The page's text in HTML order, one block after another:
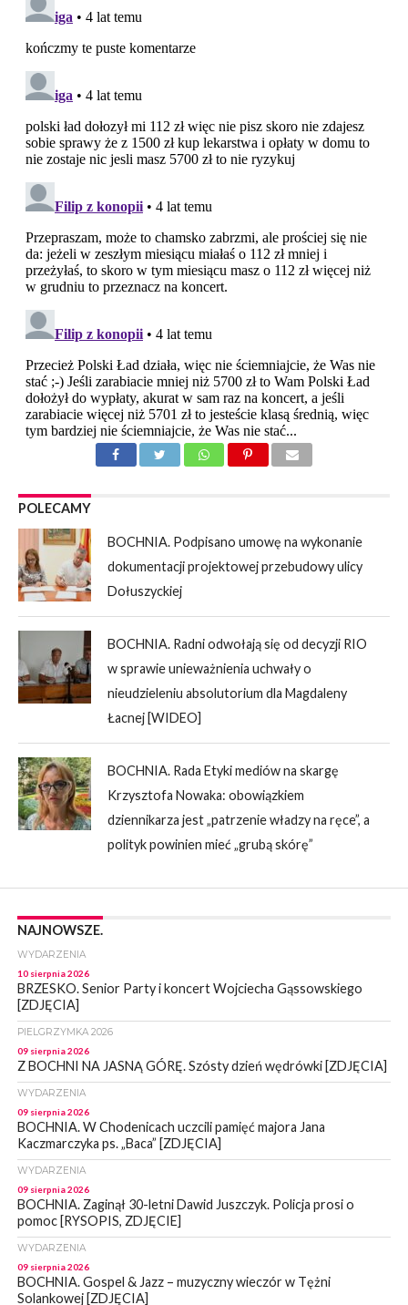
POLECAMY
BOCHNIA. Podpisano umowę na wykonanie
dokumentacji projektowej przebudowy ulicy
Dołuszyckiej
BOCHNIA. Radni odwołają się od decyzji RIO
w sprawie unieważnienia uchwały o
nieudzieleniu absolutorium dla Magdaleny
Łacnej [WIDEO]
BOCHNIA. Rada Etyki mediów na skargę
Krzysztofa Nowaka: obowiązkiem
dziennikarza jest „patrzenie władzy na ręce”, a
polityk powinien mieć „grubą skórę”
NAJNOWSZE.
WYDARZENIA
10 sierpnia 2026
BRZESKO. Senior Party i koncert Wojciecha Gąssowskiego
[ZDJĘCIA]
PIELGRZYMKA 2026
09 sierpnia 2026
Z BOCHNI NA JASNĄ GÓRĘ. Szósty dzień wędrówki [ZDJĘCIA]
WYDARZENIA
09 sierpnia 2026
BOCHNIA. W Chodenicach uczcili pamięć majora Jana
Kaczmarczyka ps. „Baca” [ZDJĘCIA]
WYDARZENIA
09 sierpnia 2026
BOCHNIA. Zaginął 30-letni Dawid Juszczyk. Policja prosi o
pomoc [RYSOPIS, ZDJĘCIE]
WYDARZENIA
09 sierpnia 2026
BOCHNIA. Gospel & Jazz – muzyczny wieczór w Tężni
Solankowej [ZDJĘCIA]